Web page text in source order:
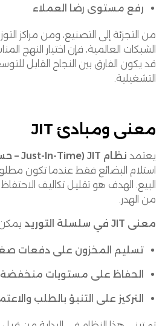
رفع مستوى رضا العملاء
من التجزئة إلى التصنيع، ومن مراكز
الشبكات العالمية، فإن اختيار النهج
قد يكون الفارق بين النجاح القابل
التشغيلية.
معنى ومبادئ JIT
يعتمد نظام JIT (Just-In-Time – حسب الحاجة)
استلام البضائع فقط عندما تكون
البيع. الهدف هو تقليل تكاليف
من الهدر.
معنى JIT في سلسلة التوريد
تسليم المخزون على دفعات
الحفاظ على مستويات
التركيز على التنبؤ بالطلب